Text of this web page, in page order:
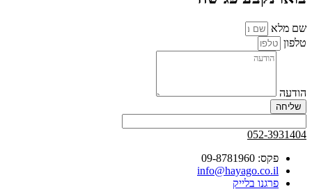
שם מלא
טלפון
הודעה
שליחה
052-3931404
פקס: 09-8781960
info@hayago.co.il
פרגנו בלייק